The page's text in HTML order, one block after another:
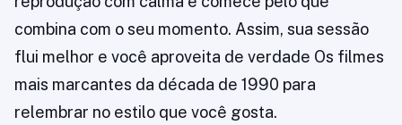
combina com o seu momento. Assim, sua sessão
flui melhor e você aproveita de verdade Os filmes
mais marcantes da década de 1990 para
relembrar no estilo que você gosta.